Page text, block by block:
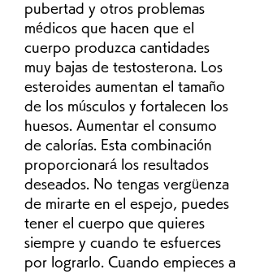
pubertad y otros problemas
médicos que hacen que el
cuerpo produzca cantidades
muy bajas de testosterona. Los
esteroides aumentan el tamaño
de los músculos y fortalecen los
huesos. Aumentar el consumo
de calorías. Esta combinación
proporcionará los resultados
deseados. No tengas vergüenza
de mirarte en el espejo, puedes
tener el cuerpo que quieres
siempre y cuando te esfuerces
por lograrlo. Cuando empieces a